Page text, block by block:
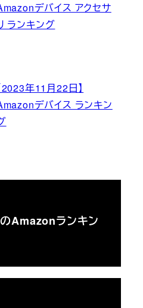
デバイス アクセサ
ランキング
2023年11月22日】
デバイス ランキン
Amazonランキン